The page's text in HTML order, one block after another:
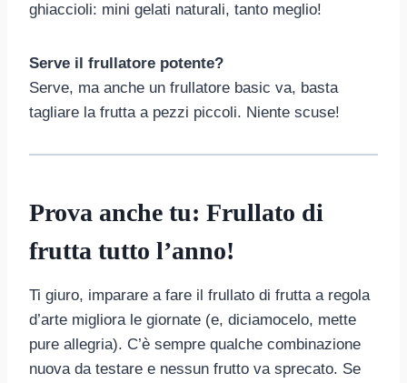
ghiaccioli: mini gelati naturali, tanto meglio!
Serve il frullatore potente?
Serve, ma anche un frullatore basic va, basta
tagliare la frutta a pezzi piccoli. Niente scuse!
Prova anche tu: Frullato di
frutta tutto l’anno!
Ti giuro, imparare a fare il frullato di frutta a regola
d’arte migliora le giornate (e, diciamocelo, mette
pure allegria). C’è sempre qualche combinazione
nuova da testare e nessun frutto va sprecato. Se